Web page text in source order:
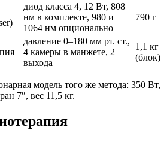
диод класса 4, 12 Вт, 808
нм в комплекте, 980 и
1064 нм опционально
790 г
давление 0–180 мм рт. ст.,
4 камеры в манжете, 2
выхода
1,1 кг
(блок)
модель того же метода: 350 Вт,
7″, вес 11,5 кг.